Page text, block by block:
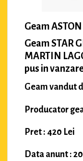
Geam
Geam STAR
MARTIN
pus in
Geam vandut
Producator
Pret : 420 Lei
Data anunt :